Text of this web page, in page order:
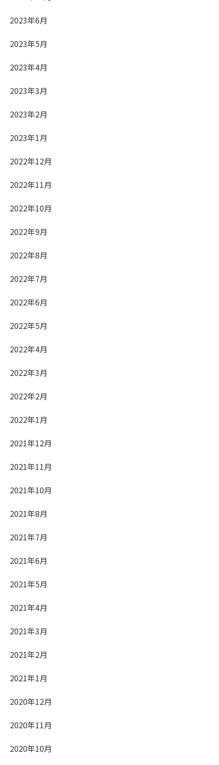
2023年6月
2023年5月
2023年4月
2023年3月
2023年2月
2023年1月
2022年12月
2022年11月
2022年10月
2022年9月
2022年8月
2022年7月
2022年6月
2022年5月
2022年4月
2022年3月
2022年2月
2022年1月
2021年12月
2021年11月
2021年10月
2021年8月
2021年7月
2021年6月
2021年5月
2021年4月
2021年3月
2021年2月
2021年1月
2020年12月
2020年11月
2020年10月